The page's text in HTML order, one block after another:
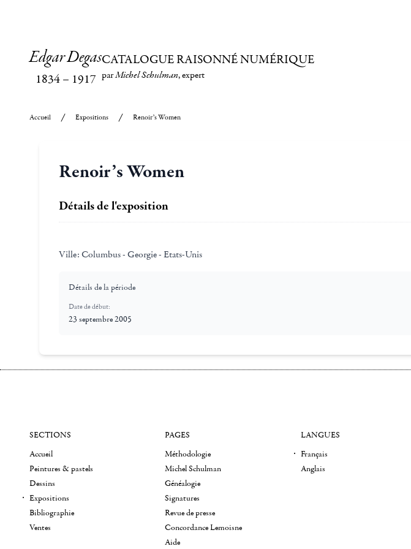
Edgar Degas
1834– 1917
CATALOGUE RAISONNÉ NUMÉRIQUE
parMichel Schulman, expert
Accueil Expositions Renoir’s Women
Renoir’s Women
Détails de l'exposition
Ville: Columbus - Georgie - Etats-Unis
Détails de la période
Date de début:
23 septembre 2005
SECTIONS
Accueil
Peintures & pastels
Dessins
Expositions
Bibliographie
Ventes
PAGES
Méthodologie
Michel Schulman
Généalogie
Signatures
Revue de presse
Concordance Lemoisne
Aide
LANGUES
Français
Anglais